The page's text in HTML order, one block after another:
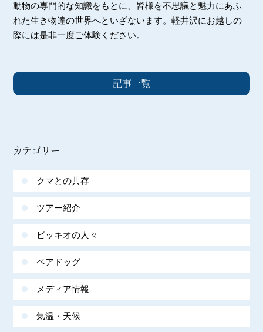
動物の専門的な知識をもとに、皆様を不思議と魅力にあふ
れた生き物達の世界へといざないます。軽井沢にお越しの
際には是非一度ご体験ください。
記事一覧
カテゴリー
クマとの共存
ツアー紹介
ピッキオの人々
ベアドッグ
メディア情報
気温・天候